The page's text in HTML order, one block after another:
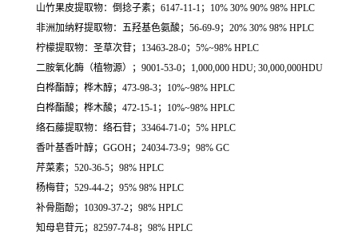
山竹果皮提取物：倒捻子素；6147-11-1；10% 30% 90% 98% HPLC
非洲加纳籽提取物：五羟基色氨酸；56-69-9；20% 30% 98% HPLC
柠檬提取物：圣草次苷；13463-28-0；5%~98% HPLC
二胺氧化酶（植物源）；9001-53-0；1,000,000 HDU; 30,000,000HDU
白桦酯醇；桦木醇；473-98-3；10%~98% HPLC
白桦酯酸；桦木酸；472-15-1；10%~98% HPLC
络石藤提取物：络石苷；33464-71-0；5% HPLC
香叶基香叶醇；GGOH；24034-73-9；98% GC
芹菜素；520-36-5；98% HPLC
杨梅苷；529-44-2；95% 98% HPLC
补骨脂酚；10309-37-2；98% HPLC
知母皂苷元；82597-74-8；98% HPLC